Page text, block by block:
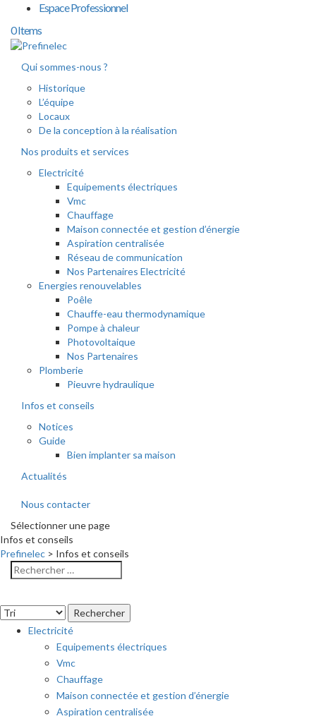
Espace Professionnel
0 Items
Qui sommes-nous ?
Historique
L’équipe
Locaux
De la conception à la réalisation
Nos produits et services
Electricité
Equipements électriques
Vmc
Chauffage
Maison connectée et gestion d’énergie
Aspiration centralisée
Réseau de communication
Nos Partenaires Electricité
Energies renouvelables
Poêle
Chauffe-eau thermodynamique
Pompe à chaleur
Photovoltaique
Nos Partenaires
Plomberie
Pieuvre hydraulique
Infos et conseils
Notices
Guide
Bien implanter sa maison
Actualités
Nous contacter
Sélectionner une page
Infos et conseils
Prefinelec > Infos et conseils
Electricité
Equipements électriques
Vmc
Chauffage
Maison connectée et gestion d’énergie
Aspiration centralisée